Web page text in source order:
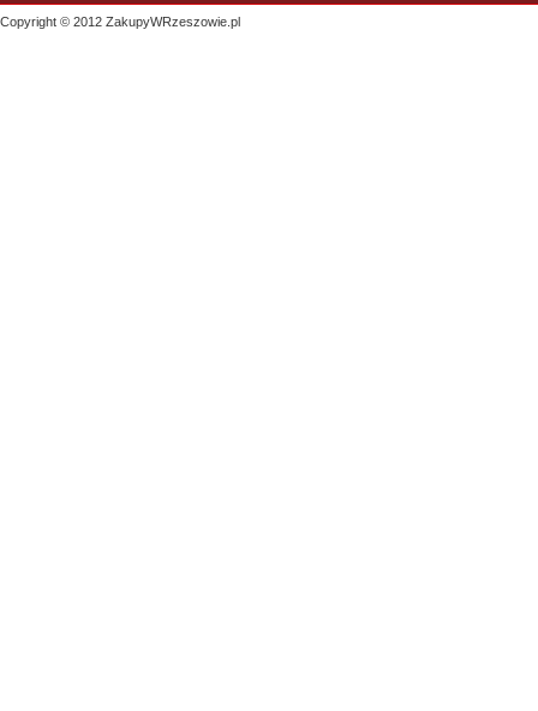
Copyright © 2012 ZakupyWRzeszowie.pl